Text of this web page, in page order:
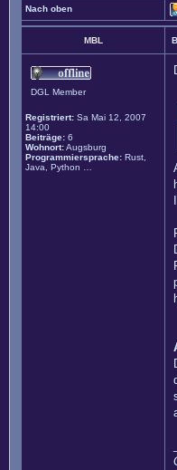
Nach oben
MBL
DGL Member
Registriert: Sa Mai 12, 2007
14:00
Beiträge: 6
Wohnort:Augsburg
Programmiersprache: Rust,
Java, Python …